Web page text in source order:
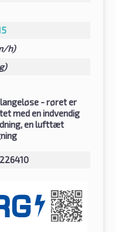
h)
- røret er
med en indvendig
en lufttæt